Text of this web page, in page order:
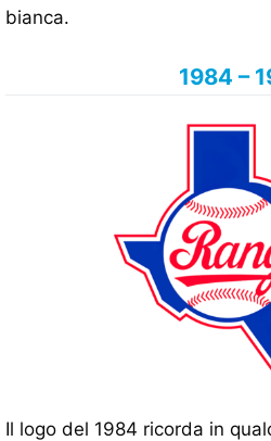
bianca.
1984 –
Il logo del 1984 ricorda in